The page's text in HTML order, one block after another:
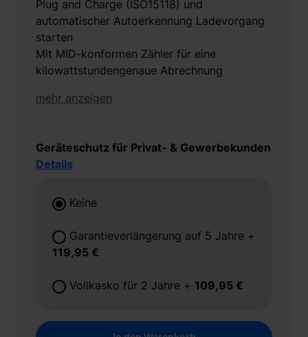
Plug and Charge (ISO15118) und
automatischer Autoerkennung Ladevorgang
starten
Mit MID-konformen Zähler für eine
kilowattstundengenaue Abrechnung
mehr anzeigen
Geräteschutz für Privat- & Gewerbekunden
Details
Keine
Garantieverlängerung auf 5 Jahre +
119,95 €
Vollkasko für 2 Jahre + 109,95 €